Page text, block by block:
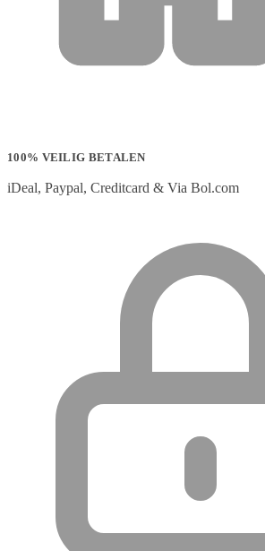
100% VEILIG BETALEN
iDeal, Paypal, Creditcard & Via Bol.com